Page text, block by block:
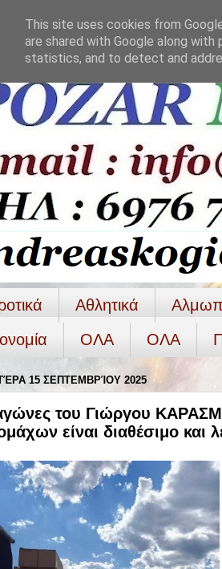
Αθλητικά
ΟΛΑ ΟΛA
15 ΣΕΠΤΕΜΒΡΊΟΥ 2025
του Γιώργου
είναι διαθέσιμο και
This site uses cookies from
are shared with Google along
statistics, and to detect and